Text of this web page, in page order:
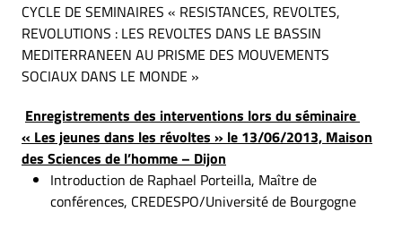
CYCLE DE SEMINAIRES « RESISTANCES, REVOLTES,
REVOLUTIONS : LES REVOLTES DANS LE BASSIN
MEDITERRANEEN AU PRISME DES MOUVEMENTS
SOCIAUX DANS LE MONDE »
Enregistrements des interventions lors du séminaire
« Les jeunes dans les révoltes » le 13/06/2013, Maison
des Sciences de l’homme – Dijon
Introduction de Raphael Porteilla, Maître de
conférences, CREDESPO/Université de Bourgogne